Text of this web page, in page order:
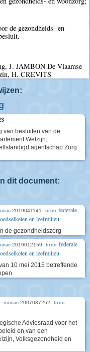
de gezondheids- en
J. JAMBON De Vlaamse
H. CREVITS
van besluiten van de
Welzijn,
agentschap Zorg
dit document:
2019041141 bron federale
en leefmilieu
de gezondheidszorg
2019012159 bron federale
en leefmilieu
10 mei 2015 betreffende
numac 2007037262 bron
Adviesraad voor het
en van een
Volksgezondheid en